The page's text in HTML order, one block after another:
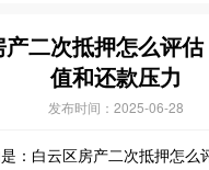
二次抵押怎么评
值和还款压力
发布时间：2025-06-28
：白云区房产二次抵押怎么